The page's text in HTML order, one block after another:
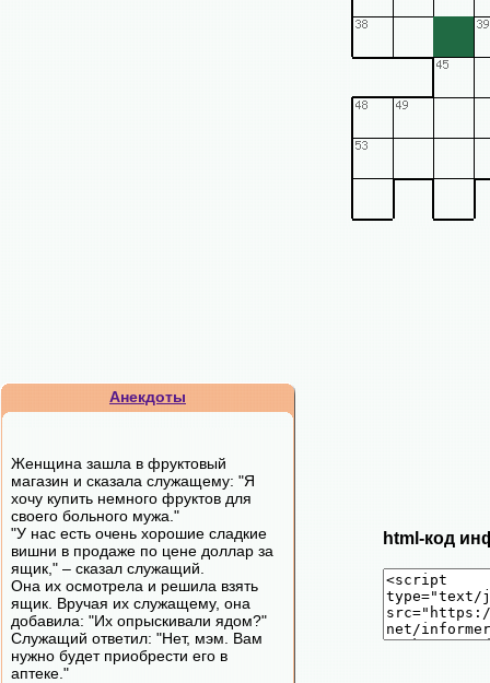
Анекдоты
Женщина зашла в фруктовый
магазин и сказала служащему: "Я
хочу купить немного фруктов для
своего больного мужа."
"У нас есть очень хорошие сладкие
вишни в продаже по цене доллар за
ящик," – сказал служащий.
Она их осмотрела и решила взять
ящик. Вручая их служащему, она
добавила: "Их опрыскивали ядом?"
Служащий ответил: "Нет, мэм. Вам
нужно будет приобрести его в
аптеке."
html-код